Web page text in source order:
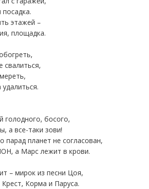
этажей –
площадка.
свалиться,
голодного, босого,
а все-таки зови!
парад планет не согласован,
а Марс лежит в крови.
– мирок из песни Цоя,
Корма и Паруса.